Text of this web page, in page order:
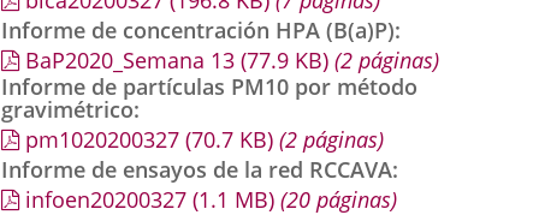
Informe de concentración HPA (B(a)P)
BaP2020_Semana 13 (77.9 KB) (2 páginas)
Informe de partículas PM10 por método
gravimétrico
pm1020200327 (70.7 KB) (2 páginas)
Informe de ensayos de la red RCCAVA
infoen20200327 (1.1 MB) (20 páginas)